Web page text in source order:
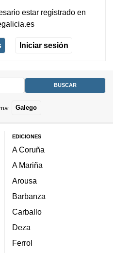
estar registradoen
Iniciar sesión
Galego
EDICIONES
A Coruña
A Mariña
Arousa
Barbanza
Carballo
Deza
Ferrol